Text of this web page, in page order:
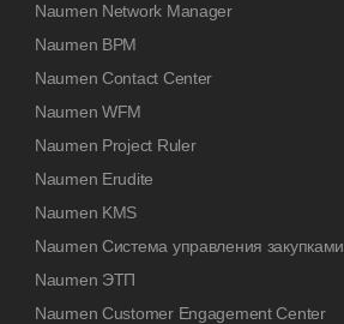
Naumen Network Manager
Naumen BPM
Naumen Contact Center
Naumen WFM
Naumen Project Ruler
Naumen Erudite
Naumen KMS
Naumen Система управления закупками
Naumen ЭТП
Naumen Customer Engagement Center